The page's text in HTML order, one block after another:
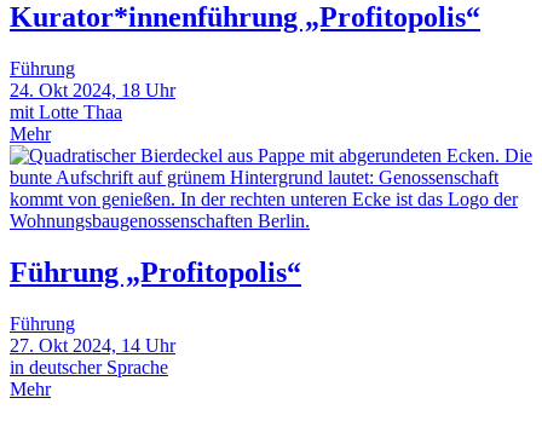
Kurator*innenführung „Profitopolis“
Führung
24. Okt 2024, 18 Uhr
mit Lotte Thaa
Mehr
Führung „Profitopolis“
Führung
27. Okt 2024, 14 Uhr
in deutscher Sprache
Mehr